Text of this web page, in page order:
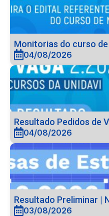
Monitorias do curso
04/08/2026
Resultado Pedidos de
04/08/2026
Resultado Preliminar |
03/08/2026